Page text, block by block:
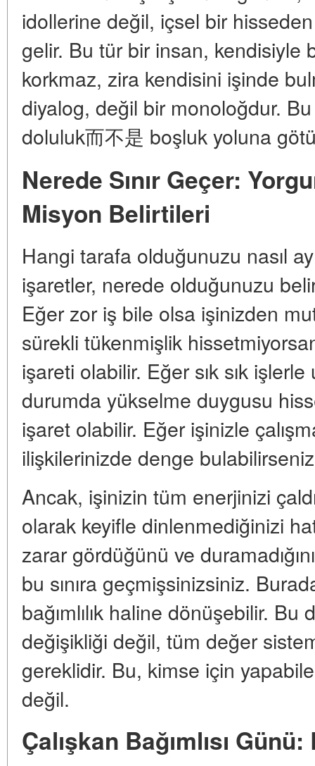
idollerine değil, içsel bir
gelir. Bu tür bir insan, kendisiyle
korkmaz, zira kendisini işinde
diyalog, değil bir monoloğdur.
doluluk而不是 boşluk yoluna
Nerede Sınır Geçer:
Misyon Belirtileri
Hangi tarafa olduğunuzu nasıl
işaretler, nerede olduğunuzu
Eğer zor iş bile olsa işinizden
sürekli tükenmişlik
işareti olabilir. Eğer sık sık
durumda yükselme duygusu
işaret olabilir. Eğer işinizle
ilişkilerinizde denge
Ancak, işinizin tüm enerjinizi
olarak keyifle dinlenmediğinizi
zarar gördüğünü ve
bu sınıra geçmişsinizsiniz.
bağımlılık haline dönüşebilir.
değişikliği değil, tüm değer
gereklidir. Bu, kimse için
değil.
Çalışkan Bağımlısı